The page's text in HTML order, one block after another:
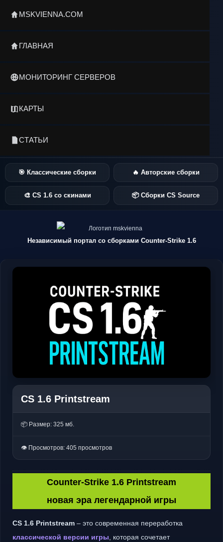
MSKVIENNA.COM
ГЛАВНАЯ
МОНИТОРИНГ СЕРВЕРОВ
КАРТЫ
СТАТЬИ
🎯 Классические сборки 🔥 Авторские сборки
🎨 CS 1.6 со скинами 📦 Сборки CS Source
Независимый портал со сборками Counter-Strike 1.6
CS 1.6 Printstream
📦 Размер: 325 мб.
👁 Просмотров: 405 просмотров
Counter-Strike 1.6 Printstream
новая эра легендарной игры
CS 1.6 Printstream – это современная переработка
классической версии игры, которая сочетает